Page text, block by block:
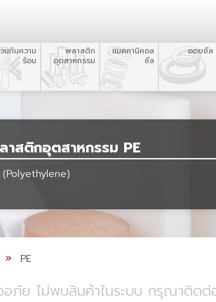
นกันความ
ร้อน
พลาสติก
อุตสาหกรรม
แมคคานิคอล
ซีล
ออยซีล
าสติกอุตสาหกรรม PE
(Polyethylene)
PE
อภัย ไม่พบสินค้าในระบบ กรุณาติดต่